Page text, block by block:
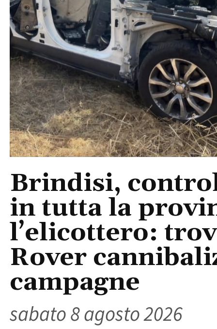
Brindisi,
in tutta la
l’elicottero:
Rover
campagne
sabato 8 agosto 2026